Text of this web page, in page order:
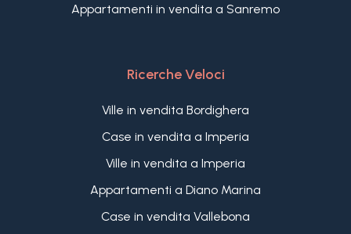
Appartamenti in vendita a Sanremo
Ricerche Veloci
Ville in vendita Bordighera
Case in vendita a Imperia
Ville in vendita a Imperia
Appartamenti a Diano Marina
Case in vendita Vallebona